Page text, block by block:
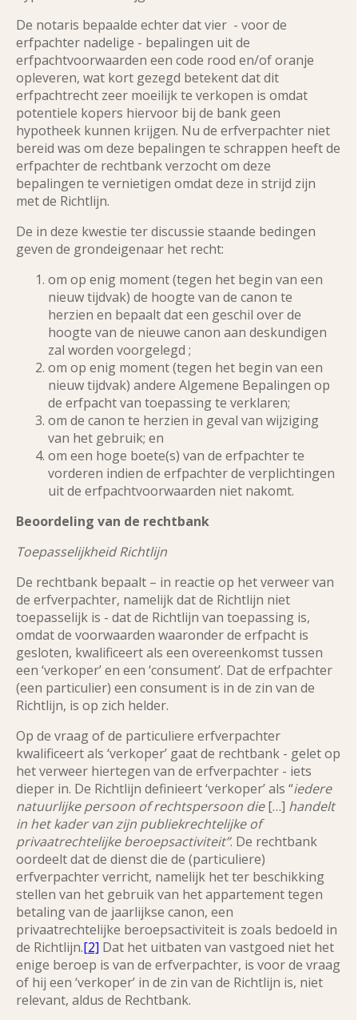
De notaris bepaalde echter dat vier - voor de
erfpachter nadelige - bepalingen uit de
erfpachtvoorwaarden een code rood en/of oranje
opleveren, wat kort gezegd betekent dat dit
erfpachtrecht zeer moeilijk te verkopen is omdat
potentiele kopers hiervoor bij de bank geen
hypotheek kunnen krijgen. Nu de erfverpachter niet
bereid was om deze bepalingen te schrappen heeft de
erfpachter de rechtbank verzocht om deze
bepalingen te vernietigen omdat deze in strijd zijn
met de Richtlijn.
De in deze kwestie ter discussie staande bedingen
geven de grondeigenaar het recht:
om op enig moment (tegen het begin van een
nieuw tijdvak) de hoogte van de canon te
herzien en bepaalt dat een geschil over de
hoogte van de nieuwe canon aan deskundigen
zal worden voorgelegd ;
om op enig moment (tegen het begin van een
nieuw tijdvak) andere Algemene Bepalingen op
de erfpacht van toepassing te verklaren;
om de canon te herzien in geval van wijziging
van het gebruik; en
om een hoge boete(s) van de erfpachter te
vorderen indien de erfpachter de verplichtingen
uit de erfpachtvoorwaarden niet nakomt.
Beoordeling van de rechtbank
Toepasselijkheid Richtlijn
De rechtbank bepaalt – in reactie op het verweer van
de erfverpachter, namelijk dat de Richtlijn niet
toepasselijk is - dat de Richtlijn van toepassing is,
omdat de voorwaarden waaronder de erfpacht is
gesloten, kwalificeert als een overeenkomst tussen
een ‘verkoper’ en een ‘consument’. Dat de erfpachter
(een particulier) een consument is in de zin van de
Richtlijn, is op zich helder.
Op de vraag of de particuliere erfverpachter
kwalificeert als ‘verkoper’ gaat de rechtbank - gelet op
het verweer hiertegen van de erfverpachter - iets
dieper in. De Richtlijn definieert ‘verkoper’ als “iedere
natuurlijke persoon of rechtspersoon die[…] handelt
in het kader van zijn publiekrechtelijke of
privaatrechtelijke beroepsactiviteit”. De rechtbank
oordeelt dat de dienst die de (particuliere)
erfverpachter verricht, namelijk het ter beschikking
stellen van het gebruik van het appartement tegen
betaling van de jaarlijkse canon, een
privaatrechtelijke beroepsactiviteit is zoals bedoeld in
de Richtlijn.[2] Dat het uitbaten van vastgoed niet het
enige beroep is van de erfverpachter, is voor de vraag
of hij een ‘verkoper’ in de zin van de Richtlijn is, niet
relevant, aldus de Rechtbank.